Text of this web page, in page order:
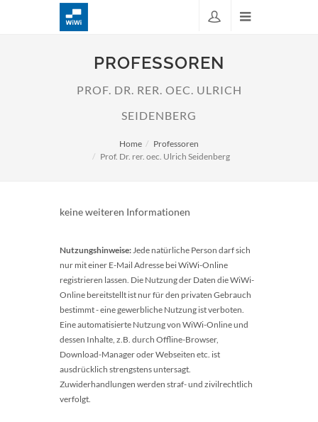
PROFESSOREN
PROF. DR. RER. OEC. ULRICH
SEIDENBERG
Home
Professoren
Prof. Dr. rer. oec. Ulrich Seidenberg
keine weiteren Informationen
Nutzungshinweise:Jede natürliche Person darf sich
nur mit einer E-Mail Adresse bei WiWi-Online
registrieren lassen. Die Nutzung der Daten die WiWi-
Online bereitstellt ist nur für den privaten Gebrauch
bestimmt - eine gewerbliche Nutzung ist verboten.
Eine automatisierte Nutzung von WiWi-Online und
dessen Inhalte, z.B. durch Offline-Browser,
Download-Manager oder Webseiten etc. ist
ausdrücklich strengstens untersagt.
Zuwiderhandlungen werden straf- und zivilrechtlich
verfolgt.